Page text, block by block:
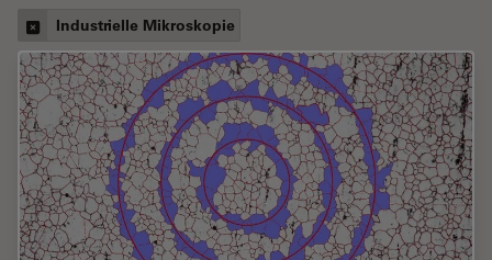
Industrielle Mikroskopie